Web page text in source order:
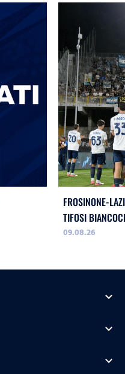
FROSINONE-
TIFOSI
09.08.26
expand_more
expand_more
expand_more